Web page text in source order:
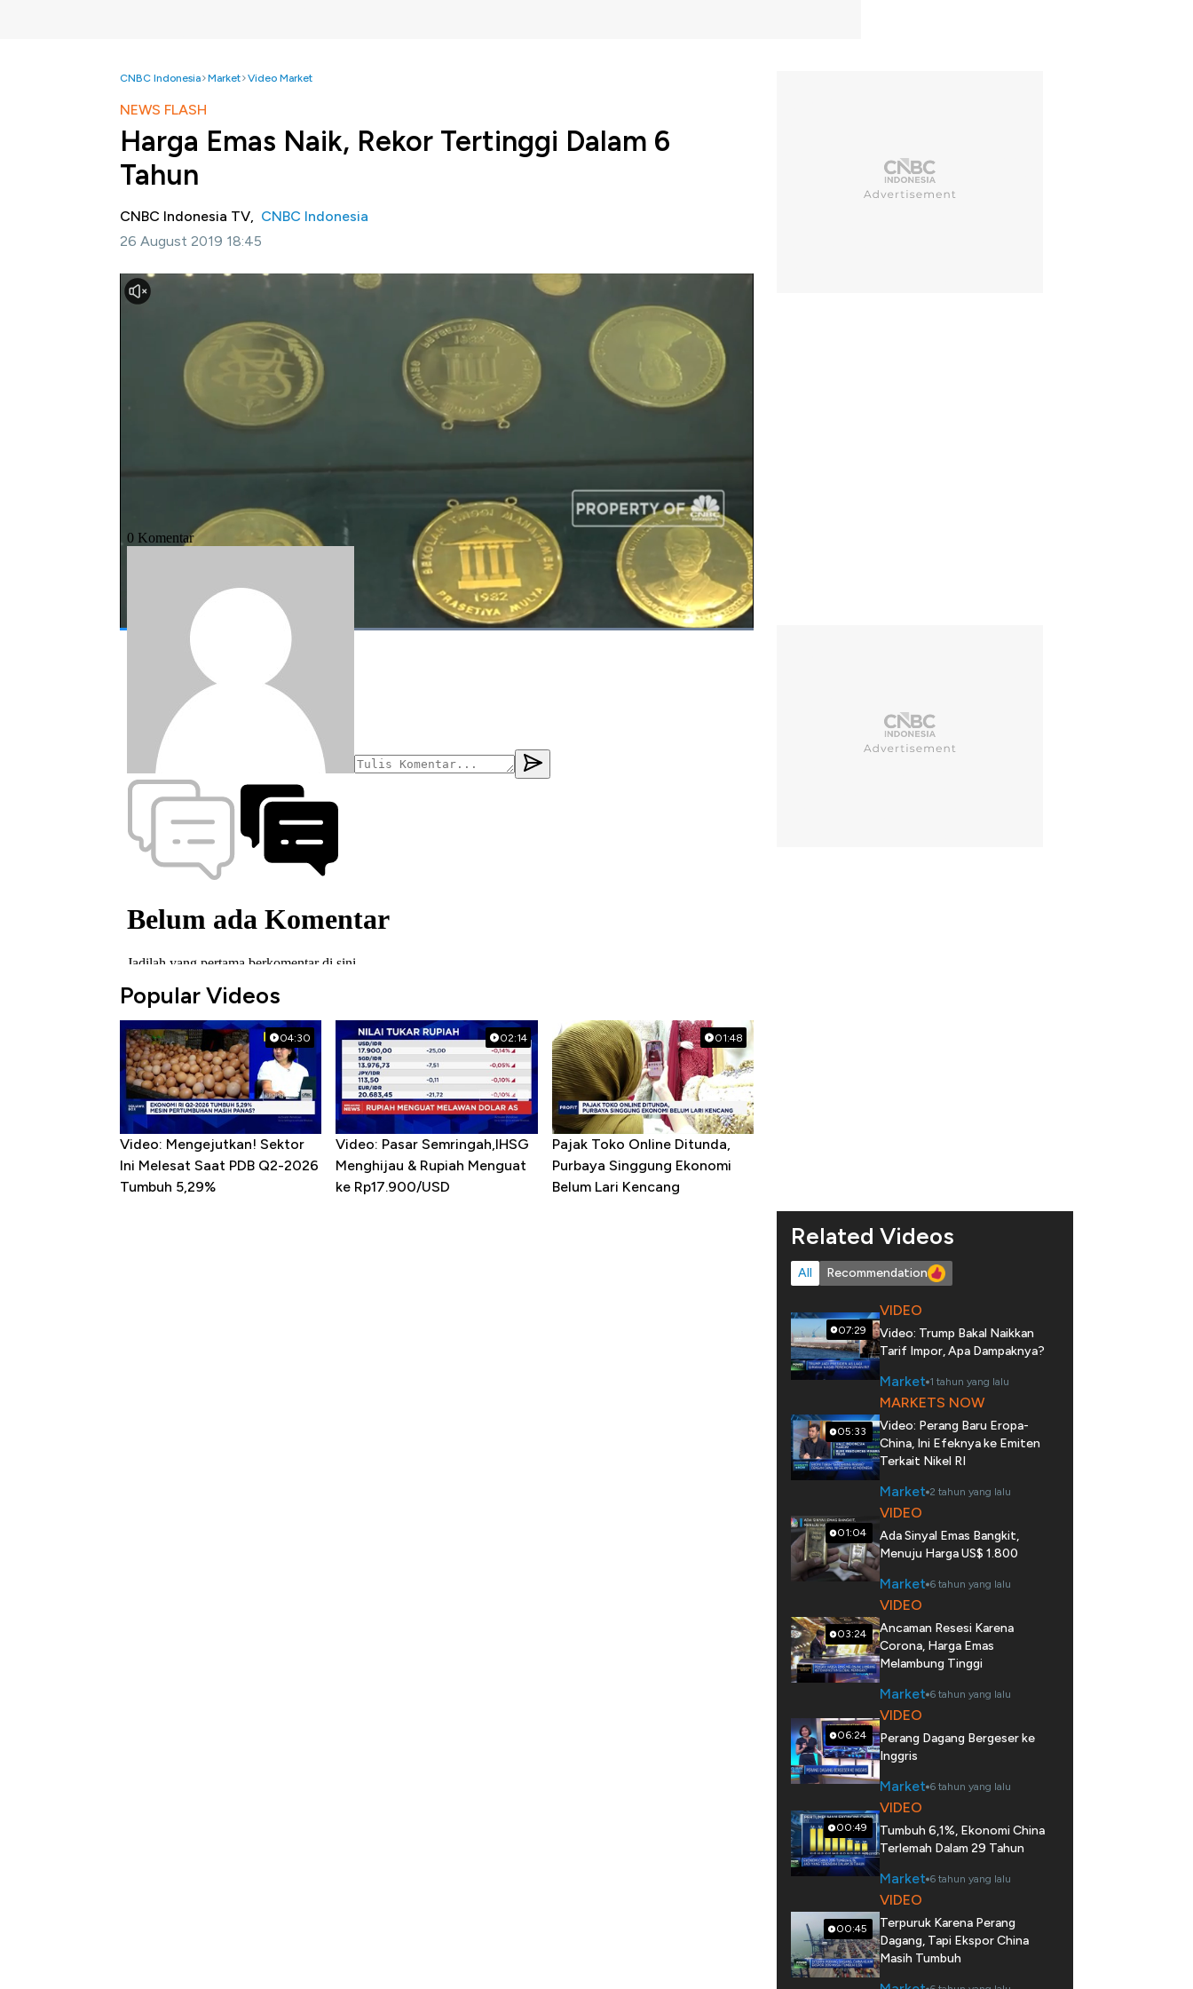
CNBC Indonesia Market Video Market
NEWS FLASH
Harga Emas Naik, Rekor Tertinggi Dalam 6
Tahun
CNBC Indonesia TV, CNBC Indonesia
26 August 2019 18:45
Jakarta, CNBC Indonesia
- Perang dagang antara AS dan China turut berimbas pada harga emas.
Kini logam mulia menyentuh angka tertingginya dalam kurun enam tahun terakhir.
Simak informasi selengkapnya dalam Closing Bell CNBC Indonesia (Senin, 26/08/2019).
#perang dagang amerika china #china #amerika
Popular Videos
04:30
Video: Mengejutkan! Sektor
Ini Melesat Saat PDB Q2-2026
Tumbuh 5,29%
02:14
Video: Pasar Semringah,IHSG
Menghijau & Rupiah Menguat
ke Rp17.900/USD
01:48
Pajak Toko Online Ditunda,
Purbaya Singgung Ekonomi
Belum Lari Kencang
Related Videos
All Recommendation
07:29
VIDEO
Video: Trump Bakal Naikkan
Tarif Impor, Apa Dampaknya?
Market 1 tahun yang lalu
05:33
MARKETS NOW
Video: Perang Baru Eropa-
China, Ini Efeknya ke Emiten
Terkait Nikel RI
Market 2 tahun yang lalu
01:04
VIDEO
Ada Sinyal Emas Bangkit,
Menuju Harga US$ 1.800
Market 6 tahun yang lalu
03:24
VIDEO
Ancaman Resesi Karena
Corona, Harga Emas
Melambung Tinggi
Market 6 tahun yang lalu
06:24
VIDEO
Perang Dagang Bergeser ke
Inggris
Market 6 tahun yang lalu
00:49
VIDEO
Tumbuh 6,1%, Ekonomi China
Terlemah Dalam 29 Tahun
Market 6 tahun yang lalu
00:45
VIDEO
Terpuruk Karena Perang
Dagang, Tapi Ekspor China
Masih Tumbuh